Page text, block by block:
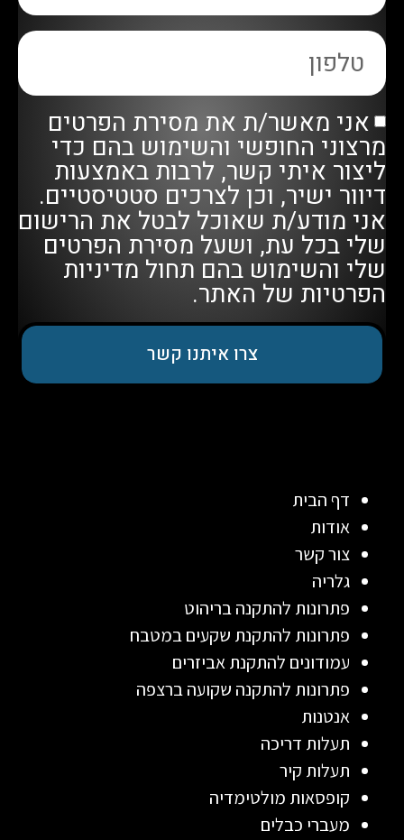
אני מאשר/ת את מסירת הפרטים
מרצוני החופשי והשימוש בהם כדי
ליצור איתי קשר, לרבות באמצעות
דיוור ישיר, וכן לצרכים סטטיסטיים.
אני מודע/ת שאוכל לבטל את הרישום
שלי בכל עת, ושעל מסירת הפרטים
שלי והשימוש בהם תחול מדיניות
הפרטיות של האתר.
צרו איתנו קשר
דף הבית
אודות
צור קשר
גלריה
פתרונות להתקנה בריהוט
פתרונות להתקנת שקעים במטבח
עמודונים להתקנת אביזרים
פתרונות להתקנה שקועה ברצפה
אנטנות
תעלות דריכה
תעלות קיר
קופסאות מולטימדיה
מעברי כבלים